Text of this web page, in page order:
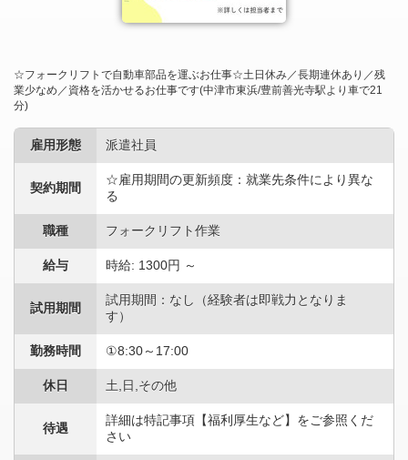
☆フォークリフトで自動車部品を運ぶお仕事☆土日休み／長期連休あり／残
業少なめ／資格を活かせるお仕事です(中津市東浜/豊前善光寺駅より車で21
分)
雇用形態 派遣社員
契約期間
☆雇用期間の更新頻度：就業先条件により異な
る
職種 フォークリフト作業
給与 時給: 1300円 ～
試用期間
試用期間：なし（経験者は即戦力となりま
す）
勤務時間 ①8:30～17:00
休日 土,日,その他
待遇
詳細は特記事項【福利厚生など】をご参照くだ
さい